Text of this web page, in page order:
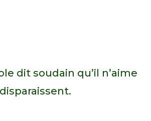
dit soudain qu’il n’aime